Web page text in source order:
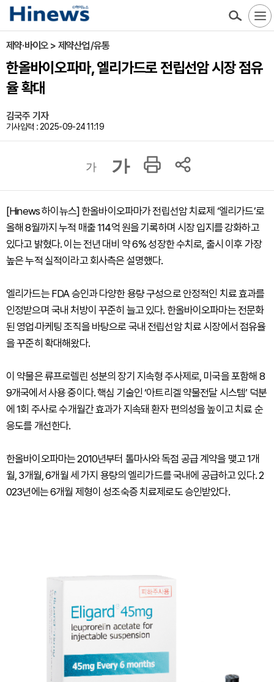
제약·바이오 > 제약산업/유통
한올바이오파마, 엘리가드로 전립선암 시장 점유
율 확대
김국주 기자
기사입력 : 2025-09-24 11:19
가 가
[Hinews 하이뉴스] 한올바이오파마가 전립선암 치료제 ‘엘리가드’로
올해 8월까지 누적 매출 114억 원을 기록하며 시장 입지를 강화하고
있다고 밝혔다. 이는 전년 대비 약 6% 성장한 수치로, 출시 이후 가장
높은 누적 실적이라고 회사측은 설명했다.
엘리가드는 FDA 승인과 다양한 용량 구성으로 안정적인 치료 효과를
인정받으며 국내 처방이 꾸준히 늘고 있다. 한올바이오파마는 전문화
된 영업·마케팅 조직을 바탕으로 국내 전립선암 치료 시장에서 점유율
을 꾸준히 확대해왔다.
이 약물은 류프로렐린 성분의 장기 지속형 주사제로, 미국을 포함해 8
9개국에서 사용 중이다. 핵심 기술인 ‘아트리겔 약물전달 시스템’ 덕분
에 1회 주사로 수개월간 효과가 지속돼 환자 편의성을 높이고 치료 순
응도를 개선한다.
한올바이오파마는 2010년부터 톨마사와 독점 공급 계약을 맺고 1개
월, 3개월, 6개월 세 가지 용량의 엘리가드를 국내에 공급하고 있다. 2
023년에는 6개월 제형이 성조숙증 치료제로도 승인받았다.